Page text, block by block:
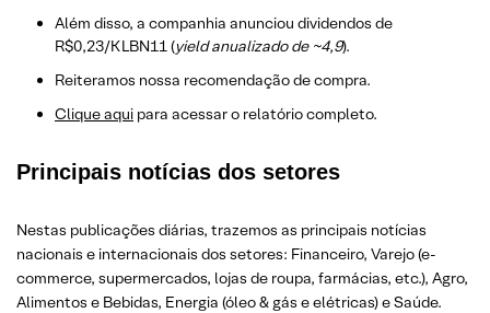
Além disso, a companhia anunciou dividendos de
R$0,23/KLBN11 (yield anualizado de ~4,9).
Reiteramos nossa recomendação de compra.
​Clique aqui para acessar o relatório completo.
Principais notícias dos setores
Nestas publicações diárias, trazemos as principais notícias
nacionais e internacionais dos setores: Financeiro, Varejo(e-
commerce, supermercados, lojas de roupa, farmácias, etc.), Agro,
Alimentos e Bebidas, Energia (óleo & gás e elétricas) e Saúde.